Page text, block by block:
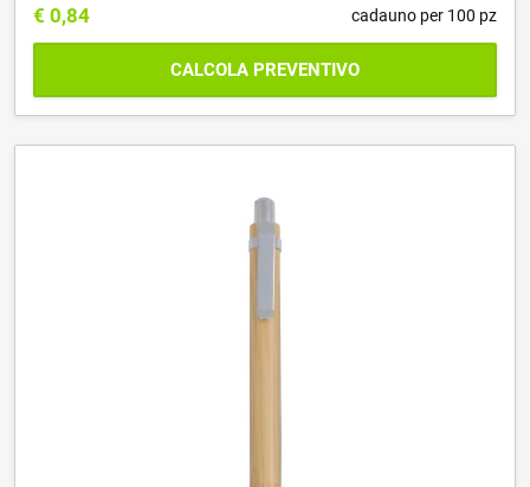
€ 0,84 cadauno per 100 pz
CALCOLA PREVENTIVO